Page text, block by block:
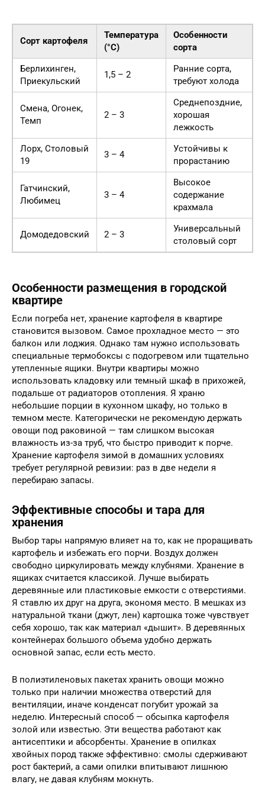
Сорт картофеля
Температура
(°C)
Особенности
сорта
Берлихинген,
Приекульский
1,5 – 2
Ранние сорта,
требуют холода
Смена, Огонек,
Темп
2 – 3
Среднепоздние,
хорошая
лежкость
Лорх, Столовый
19
3 – 4
Устойчивы к
прорастанию
Гатчинский,
Любимец
3 – 4
Высокое
содержание
крахмала
Домодедовский 2 – 3
Универсальный
столовый сорт
Особенности размещения в городской
квартире
Если погреба нет, хранение картофеля в квартире
становится вызовом. Самое прохладное место — это
балкон или лоджия. Однако там нужно использовать
специальные термобоксы с подогревом или тщательно
утепленные ящики. Внутри квартиры можно
использовать кладовку или темный шкаф в прихожей,
подальше от радиаторов отопления. Я храню
небольшие порции в кухонном шкафу, но только в
темном месте. Категорически не рекомендую держать
овощи под раковиной — там слишком высокая
влажность из-за труб, что быстро приводит к порче.
Хранение картофеля зимой в домашних условиях
требует регулярной ревизии: раз в две недели я
перебираю запасы.
Эффективные способы и тара для
хранения
Выбор тары напрямую влияет на то, как не проращивать
картофель и избежать его порчи. Воздух должен
свободно циркулировать между клубнями. Хранение в
ящиках считается классикой. Лучше выбирать
деревянные или пластиковые емкости с отверстиями.
Я ставлю их друг на друга, экономя место. В мешках из
натуральной ткани (джут, лен) картошка тоже чувствует
себя хорошо, так как материал «дышит». В деревянных
контейнерах большого объема удобно держать
основной запас, если есть место.
В полиэтиленовых пакетах хранить овощи можно
только при наличии множества отверстий для
вентиляции, иначе конденсат погубит урожай за
неделю. Интересный способ — обсыпка картофеля
золой или известью. Эти вещества работают как
антисептики и абсорбенты. Хранение в опилках
хвойных пород также эффективно: смолы сдерживают
рост бактерий, а сами опилки впитывают лишнюю
влагу, не давая клубням мокнуть.